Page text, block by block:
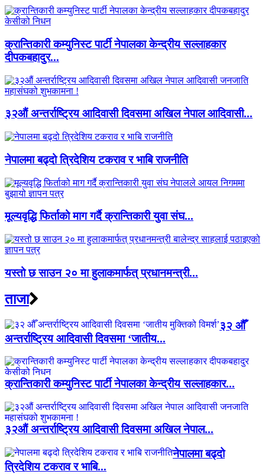
क्रान्तिकारी कम्युनिस्ट पार्टी नेपालका केन्द्रीय सल्लाहकार
दीपकबहादुर...
३२औं अन्तर्राष्ट्रिय आदिवासी दिवसमा अखिल नेपाल आदिवासी...
नेपालमा बढ्दो त्रिदेशिय टकराव र भाबि राजनीति
मूल्यवृद्धि फिर्ताको माग गर्दै क्रान्तिकारी युवा संघ...
यस्तो छ साउन २० मा हुलाकमार्फत् प्रधानमन्त्री...
ताजा
३२ औँ
अन्तर्राष्ट्रिय आदिवासी दिवसमा ‘जातीय...
क्रान्तिकारी कम्युनिस्ट पार्टी नेपालका केन्द्रीय सल्लाहकार...
३२औं अन्तर्राष्ट्रिय आदिवासी दिवसमा अखिल नेपाल...
नेपालमा बढ्दो
त्रिदेशिय टकराव र भाबि...